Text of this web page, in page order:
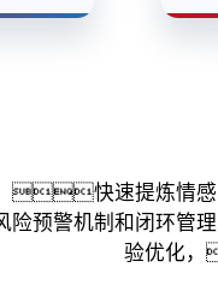
，快速提炼情
警机制和闭环管
验优化